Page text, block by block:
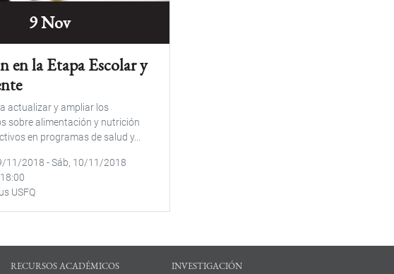
9 Nov
en la Etapa Escolar y
actualizar y ampliar los
sobre alimentación y nutrición
en programas de salud y...
11/2018 -Sáb, 10/11/2018
18:00
USFQ
RECURSOS ACADÉMICOS INVESTIGACIÓN